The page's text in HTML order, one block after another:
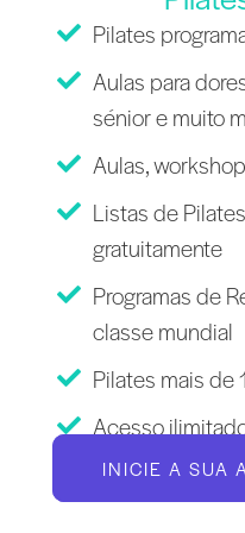
Pilates
Aulas para
sénior e muito
Aulas,
Listas de
gratuitamente
Programas de
classe mundial
Pilates mais de
Acesso
INICIE A SUA